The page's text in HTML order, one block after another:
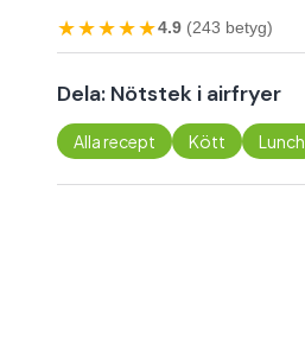
★★★★★4.9 (243 betyg)
Dela: Nötstek i airfryer
Alla recept Kött Lunch